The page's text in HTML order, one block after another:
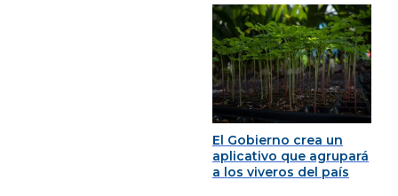
El Gobierno crea un
aplicativo que agrupará
a los viveros del país